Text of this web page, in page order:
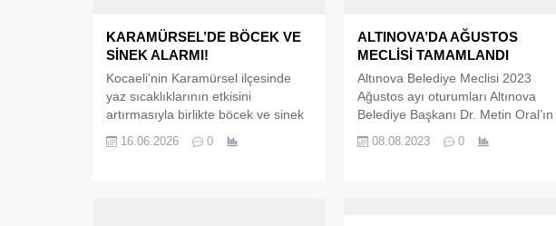
KARAMÜRSEL’DE BÖCEK VE
SİNEK ALARMI!
Kocaeli'nin Karamürsel ilçesinde
yaz sıcaklıklarının etkisini
artırmasıyla birlikte böcek ve sinek
yaşanmaya başladı. İlçenin farklı
16.06.2026 0
ALTINOVA’DA AĞUSTOS
MECLİSİ TAMAMLANDI
Altınova Belediye Meclisi 2023
Ağustos ayı oturumları Altınova
Belediye Başkanı Dr. Metin Oral’ın
Belediye Başkanı Dr. Metin Oral’ın
08.08.2023 0